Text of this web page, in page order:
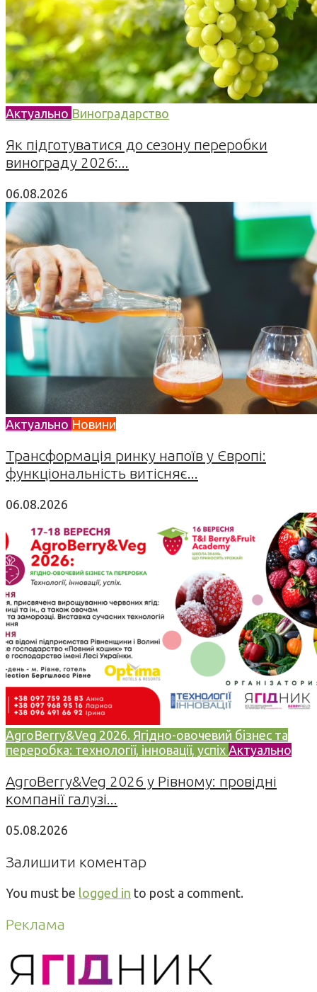
Актуально Виноградарство
Як підготуватися до сезону переробки
винограду 2026:...
06.08.2026
Актуально Новини
Трансформація ринку напоїв у Європі:
функціональність витісняє...
06.08.2026
AgroBerry&Veg 2026. Ягідно-овочевий бізнес та
переробка: технології, інновації, успіх Актуально
AgroBerry&Veg 2026 у Рівному: провідні
компанії галузі...
05.08.2026
Залишити коментар
You must be logged in to post a comment.
Реклама